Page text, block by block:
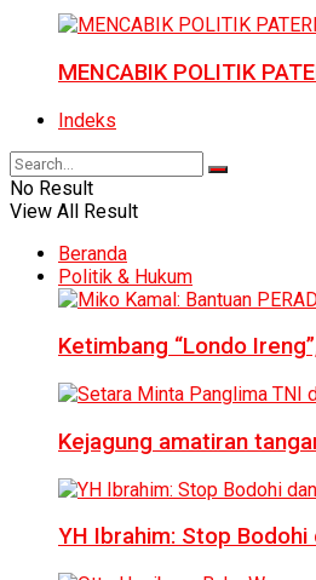
MENCABIK POLITIK
Indeks
No Result
View All Result
Beranda
Politik & Hukum
Ketimbang “Londo
Kejagung amatiran
YH Ibrahim: Stop Bodohi